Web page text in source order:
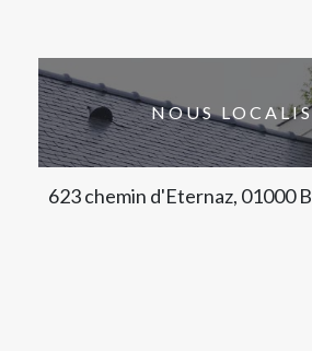
NOUS
623 chemin d'Eternaz, 01000